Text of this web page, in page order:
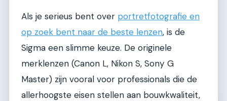
Als je serieus bent over portretfotografie en
op zoek bent naar de beste lenzen, is de
Sigma een slimme keuze. De originele
merklenzen (Canon L, Nikon S, Sony G
Master) zijn vooral voor professionals die de
allerhoogste eisen stellen aan bouwkwaliteit,